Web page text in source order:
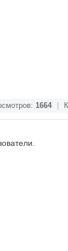
1664